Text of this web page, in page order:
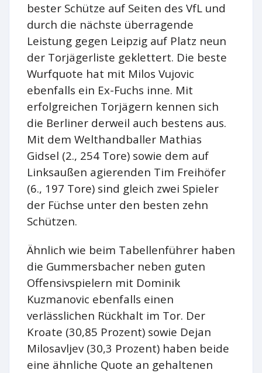
bester Schütze auf Seiten des VfL und
durch die nächste überragende
Leistung gegen Leipzig auf Platz neun
der Torjägerliste geklettert. Die beste
Wurfquote hat mit Milos Vujovic
ebenfalls ein Ex-Fuchs inne. Mit
erfolgreichen Torjägern kennen sich
die Berliner derweil auch bestens aus.
Mit dem Welthandballer Mathias
Gidsel (2., 254 Tore) sowie dem auf
Linksaußen agierenden Tim Freihöfer
(6., 197 Tore) sind gleich zwei Spieler
der Füchse unter den besten zehn
Schützen.
Ähnlich wie beim Tabellenführer haben
die Gummersbacher neben guten
Offensivspielern mit Dominik
Kuzmanovic ebenfalls einen
verlässlichen Rückhalt im Tor. Der
Kroate (30,85 Prozent) sowie Dejan
Milosavljev (30,3 Prozent) haben beide
eine ähnliche Quote an gehaltenen